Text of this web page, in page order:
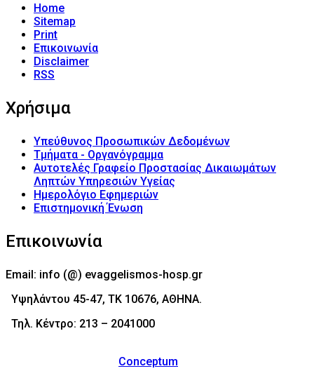
Home
Sitemap
Print
Επικοινωνία
Disclaimer
RSS
Χρήσιμα
Υπεύθυνος Προσωπικών Δεδομένων
Τμήματα - Οργανόγραμμα
Αυτοτελές Γραφείο Προστασίας Δικαιωμάτων
Ληπτών Υπηρεσιών Υγείας
Ημερολόγιο Εφημεριών
Επιστημονική Ένωση
Επικοινωνία
Email: info (@) evaggelismos-hosp.gr
Υψηλάντου 45-47, ΤΚ 10676, ΑΘΗΝΑ.
Τηλ. Κέντρο: 213 – 2041000
Conceptum